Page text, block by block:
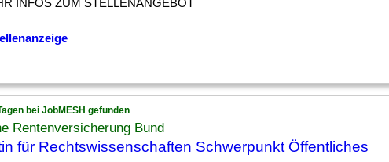
INFOS ZUM STELLENANGEBOT
bei JobMESH gefunden
Rentenversicherung Bund
für Rechtswissenschaften Schwerpunkt Öffentliches